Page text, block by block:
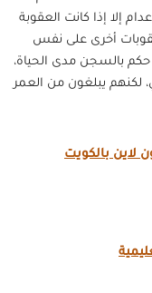
إلا إذا كانت العقوبة
أخرى على نفس
بالسجن مدى الحياة،
لكنهم يبلغون من العمر
لاين بالكويت